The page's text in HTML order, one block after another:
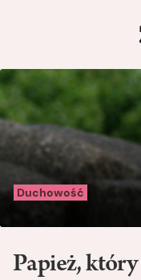
Duchowość
Papież, który